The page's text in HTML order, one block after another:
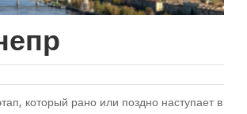
который рано или поздно наступает в